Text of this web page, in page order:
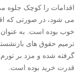
اقدامات را کوچک جلوه
می شود، در صورتی که
خوب بوده است. به عنوان
ترمیم حقوق های
گرفته شده و مزد بر
قدرت خرید بوده است.